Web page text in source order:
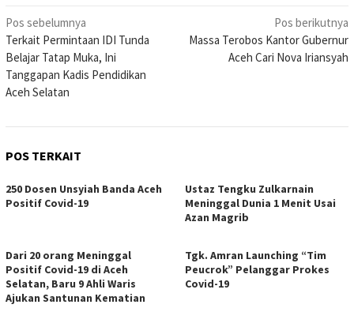
Navigasi
pos
Pos sebelumnya
Terkait Permintaan IDI Tunda
Belajar Tatap Muka, Ini
Tanggapan Kadis Pendidikan
Aceh Selatan
Pos berikutnya
Massa Terobos Kantor Gubernur
Aceh Cari Nova Iriansyah
POS TERKAIT
250 Dosen Unsyiah Banda Aceh
Positif Covid-19
Ustaz Tengku Zulkarnain
Meninggal Dunia 1 Menit Usai
Azan Magrib
Dari 20 orang Meninggal
Positif Covid-19 di Aceh
Selatan, Baru 9 Ahli Waris
Ajukan Santunan Kematian
Tgk. Amran Launching “Tim
Peucrok” Pelanggar Prokes
Covid-19